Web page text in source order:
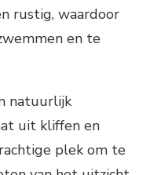
rustig, waardoor
en te
natuurlijk
uit kliffen en
plek om te